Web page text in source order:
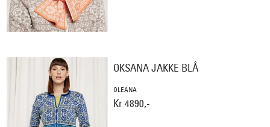
OKSANA JAKKE BLÅ
OLEANA
Kr 4890,-